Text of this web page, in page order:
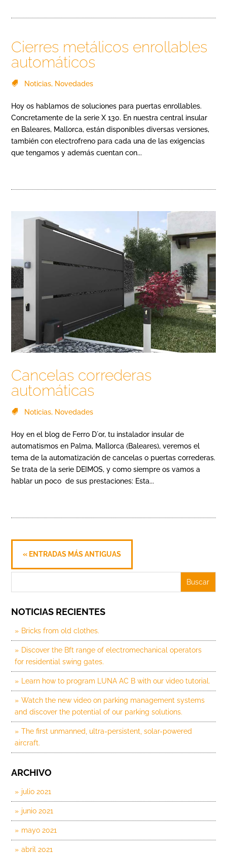
Cierres metálicos enrollables
automáticos
Noticias, Novedades
Hoy os hablamos de soluciones para puertas enrollables.
Concretamente de la serie X 130. En nuestra central insular
en Baleares, Mallorca, están disponibles diversas versiones,
también con electrofreno para cada una de las exigencias
que tengamos y además cuentan con...
Cancelas correderas
automáticas
Noticias, Novedades
Hoy en el blog de Ferro D´or, tu instalador insular de
automatismos en Palma, Mallorca (Baleares), veremos el
tema de la automatización de cancelas o puertas correderas.
Se trata de la serie DEIMOS, y como siempre os vamos a
hablar un poco de sus prestaciones: Esta...
« ENTRADAS MÁS ANTIGUAS
NOTICIAS RECIENTES
Bricks from old clothes.
Discover the Bft range of electromechanical operators
for residential swing gates.
Learn how to program LUNA AC B with our video tutorial.
Watch the new video on parking management systems
and discover the potential of our parking solutions.
The first unmanned, ultra-persistent, solar-powered
aircraft.
ARCHIVO
julio 2021
junio 2021
mayo 2021
abril 2021